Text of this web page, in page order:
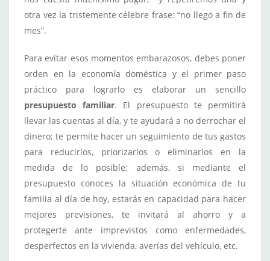
otra vez la tristemente célebre frase: “no llego a fin de
mes”.
Para evitar esos momentos embarazosos, debes poner
orden en la economía doméstica y el primer paso
práctico para lograrlo es elaborar un sencillo
presupuesto familiar. El presupuesto te permitirá
llevar las cuentas al día, y te ayudará a no derrochar el
dinero; te permite hacer un seguimiento de tus gastos
para reducirlos, priorizarlos o eliminarlos en la
medida de lo posible; además, si mediante el
presupuesto conoces la situación económica de tu
familia al día de hoy, estarás en capacidad para hacer
mejores previsiones, te invitará al ahorro y a
protegerte ante imprevistos como enfermedades,
desperfectos en la vivienda, averías del vehículo, etc.